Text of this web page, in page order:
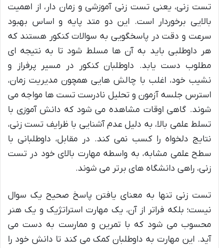
تست زنی، یعنی تست زنی آموزشی و زمان دار، از اهمیت
بالایی برخوردار است. این دو متد پایه و اساس بهبود
سرعت و دقت در پاسخگویی به سوالات کنکور هستند که
هر داوطلبی باید به آن ها مسلط شود تا به نتیجه ای
مطلوب دست یابد. داوطلبان کنکور در مسیر پرفراز و
نشیب خود، اغلب با چالش هایی همچون مدیریت زمان،
استرس جلسه آزمون و تحلیل نادرست تست ها مواجه می
شوند. گاهی اوقات مشاهده می شود که دانش آموزی با
تسلط علمی بالا، به دلیل عدم آشنایی با ظرایف تست زنی،
نتایج دلخواه را کسب نمی کند. در مقابل، داوطلبانی با
سطح علمی مشابه، به واسطه مهارت بالای خود در تست
زنی، راهی دانشگاه های برتر می شوند.
تست زنی تنها به معنای یافتن پاسخ صحیح یک سوال
نیست؛ بلکه فراتر از آن، یک مهارت استراتژیک و یک هنر
محسوب می شود که با تمرین و ممارست به دست می
آید. این مهارت به داوطلبان کمک می کند تا دانش خود را